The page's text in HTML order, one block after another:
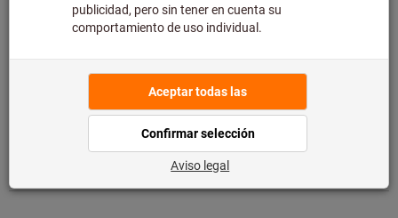
Detalles de producto
Descargas y documentos